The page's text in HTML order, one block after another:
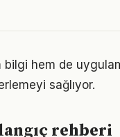
hem de
sağlıyor.
rehberi